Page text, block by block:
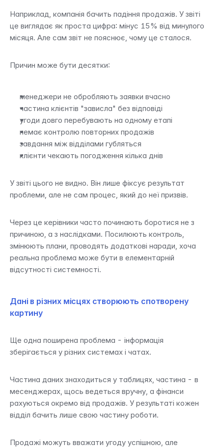
Наприклад, компанія бачить падіння продажів. У звіті
це виглядає як проста цифра: мінус 15% від минулого
місяця. Але сам звіт не пояснює, чому це сталося.
Причин може бути десятки:
менеджери не обробляють заявки вчасно
частина клієнтів "зависла" без відповіді
угоди довго перебувають на одному етапі
немає контролю повторних продажів
завдання між відділами губляться
клієнти чекають погодження кілька днів
У звіті цього не видно. Він лише фіксує результат
проблеми, але не сам процес, який до неї призвів.
Через це керівники часто починають боротися не з
причиною, а з наслідками. Посилюють контроль,
змінюють плани, проводять додаткові наради, хоча
реальна проблема може бути в елементарній
відсутності системності.
Дані в різних місцях створюють спотворену
картину
Ще одна поширена проблема - інформація
зберігається у різних системах і чатах.
Частина даних знаходиться у таблицях, частина - в
месенджерах, щось ведеться вручну, а фінанси
рахуються окремо від продажів. У результаті кожен
відділ бачить лише свою частину роботи.
Продажі можуть вважати угоду успішною, але